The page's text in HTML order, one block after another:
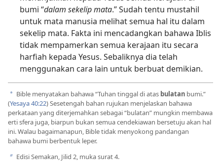
bumi “dalam sekelip mata.” Sudah tentu mustahil
untuk mata manusia melihat semua hal itu dalam
sekelip mata. Fakta ini mencadangkan bahawa Iblis
tidak mempamerkan semua kerajaan itu secara
harfiah kepada Yesus. Sebaliknya dia telah
menggunakan cara lain untuk berbuat demikian.
a Bible menyatakan bahawa “Tuhan tinggal di atas bulatan bumi.”
(Yesaya 40:22) Sesetengah bahan rujukan menjelaskan bahawa
perkataan yang diterjemahkan sebagai “bulatan” mungkin membawa
erti sfera juga, biarpun bukan semua cendekiawan bersetuju akan hal
ini. Walau bagaimanapun, Bible tidak menyokong pandangan
bahawa bumi berbentuk leper.
b Edisi Semakan, Jilid 2, muka surat 4.